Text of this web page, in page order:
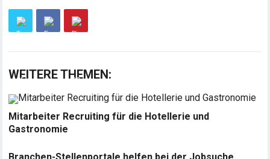
WEITERE THEMEN:
Mitarbeiter Recruiting für die Hotellerie und
Gastronomie